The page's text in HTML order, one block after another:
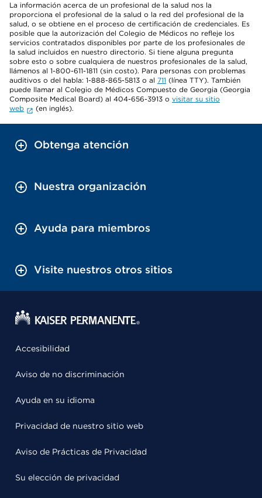
La información acerca de un profesional de la salud nos la
proporciona el profesional de la salud o la red del profesional de la
salud, o se obtiene en el proceso de certificación de credenciales. Es
posible que la autorización del Colegio de Médicos no refleje los
servicios contratados disponibles por parte de los profesionales de
la salud incluidos en nuestro directorio. Si tiene alguna pregunta
sobre esto o sobre cualquiera de nuestros profesionales de la salud,
llámenos al 1-800-611-1811 (sin costo). Para personas con problemas
auditivos o del habla: 1-888-865-5813 o al 711 (línea TTY). También
puede llamar al Colegio de Médicos Compuesto de Georgia (Georgia
Composite Medical Board) al 404-656-3913 o visitar su sitio
web
(en inglés).
Obtenga atención
Nuestra organización
Ayuda para miembros
Visite nuestros otros sitios
Accesibilidad
Aviso de no discriminación
Ayuda en su idioma
Privacidad de nuestro sitio web
Aviso de Prácticas de Privacidad
Su elección de privacidad